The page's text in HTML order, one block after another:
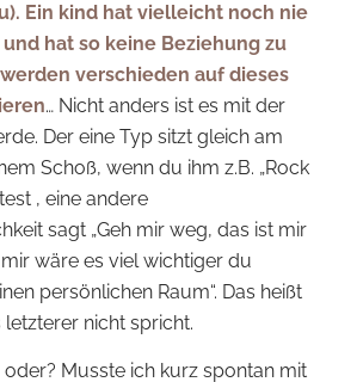
Ein kind hat vielleicht noch nie
hat so keine Beziehung zu
werden verschieden auf dieses
… Nicht anders ist es mit der
Der eine Typ sitzt gleich am
Schoß, wenn du ihm z.B. „Rock
, eine andere
sagt „Geh mir weg, das ist mir
wäre es viel wichtiger du
persönlichen Raum“. Das heißt
nicht spricht.
Musste ich kurz spontan mit